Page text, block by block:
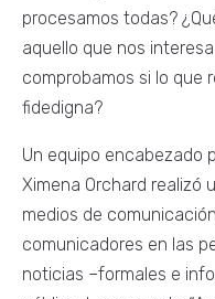
procesamos todas?
aquello que nos
comprobamos si lo que
fidedigna?
Un equipo encabezado
Ximena Orchard realizó
medios de
comunicadores en las
noticias –formales e